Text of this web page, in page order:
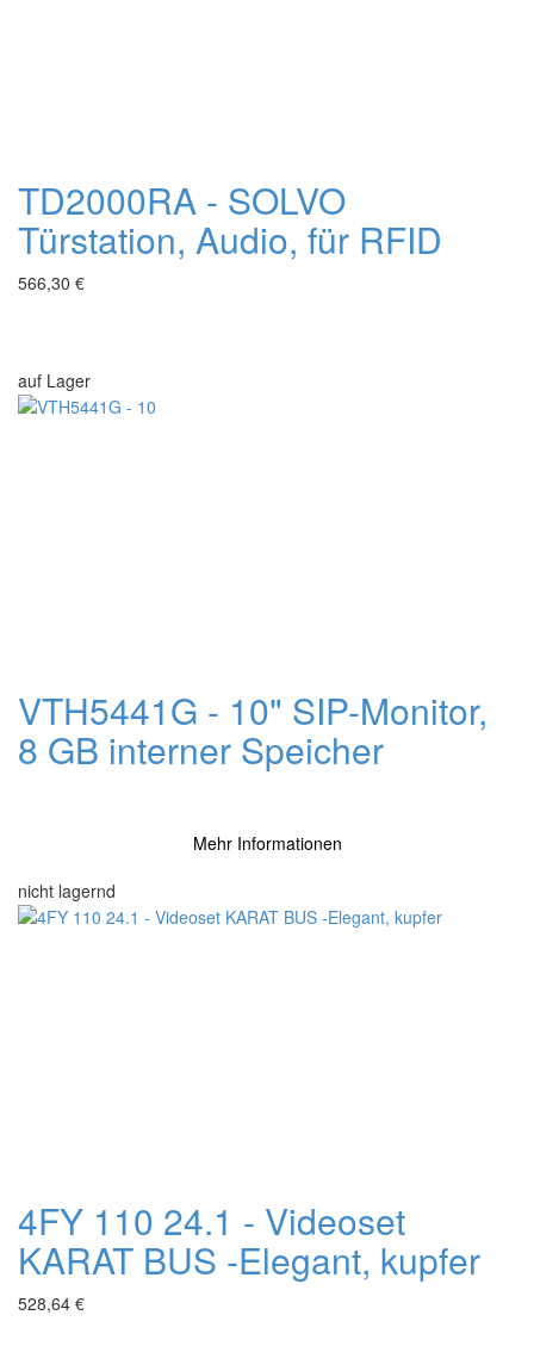
TD2000RA - SOLVO
Türstation, Audio, für RFID
566,30 €
auf Lager
VTH5441G - 10" SIP-Monitor,
8 GB interner Speicher
Mehr Informationen
nicht lagernd
4FY 110 24.1 - Videoset
KARAT BUS -Elegant, kupfer
528,64 €